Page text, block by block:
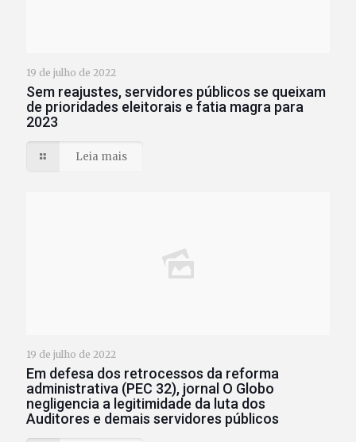
19 de julho de 2022
Sem reajustes, servidores públicos se queixam
de prioridades eleitorais e fatia magra para
2023
Leia mais
19 de julho de 2022
Em defesa dos retrocessos da reforma
administrativa (PEC 32), jornal O Globo
negligencia a legitimidade da luta dos
Auditores e demais servidores públicos